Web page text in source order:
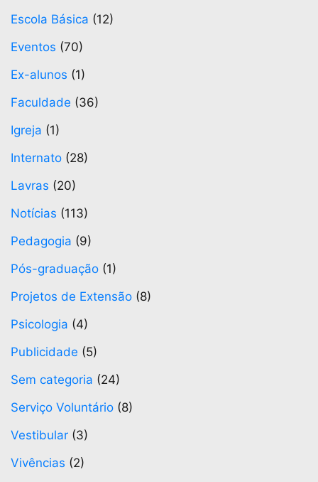
Escola Básica (12)
Eventos (70)
Ex-alunos (1)
Faculdade (36)
Igreja (1)
Internato (28)
Lavras (20)
Notícias (113)
Pedagogia (9)
Pós-graduação (1)
Projetos de Extensão (8)
Psicologia (4)
Publicidade (5)
Sem categoria (24)
Serviço Voluntário (8)
Vestibular (3)
Vivências (2)